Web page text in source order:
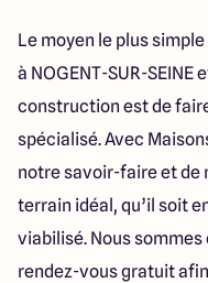
Le moyen le plus
à NOGENT-SUR-
construction est de
spécialisé. Avec
notre savoir-faire et de
terrain idéal, qu’il soit
viabilisé. Nous
rendez-vous gratuit